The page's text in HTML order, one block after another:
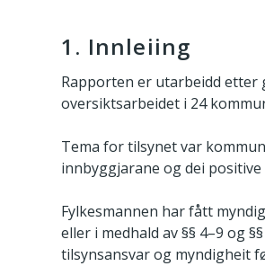
1. Innleiing
Rapporten er utarbeidd etter
oversiktsarbeidet i 24
Tema for tilsynet var
innbyggjarane og dei
Fylkesmannen har fått
eller i medhald av §§ 4–9 og
tilsynsansvar og myndigheit